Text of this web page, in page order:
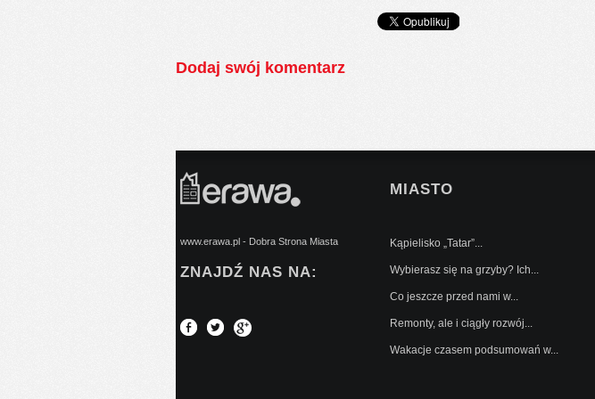
Dodaj swój komentarz
www.erawa.pl - Dobra Strona Miasta
ZNAJDŹ NAS NA:
MIASTO
Kąpielisko „Tatar”...
Wybierasz się na grzyby? Ich...
Co jeszcze przed nami w...
Remonty, ale i ciągły rozwój...
Wakacje czasem podsumowań w...